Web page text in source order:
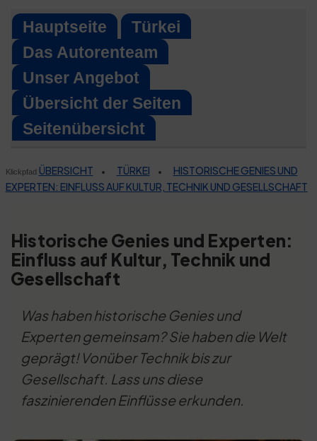
Skip
content
Hauptseite
Türkei
Das Autorenteam
Unser Angebot
Übersicht der Seiten
Seitenübersicht
Klickpfad ÜBERSICHT • TÜRKEI •
HISTORISCHE GENIES UND
EXPERTEN: EINFLUSS AUF KULTUR, TECHNIK UND GESELLSCHAFT
Historische Genies und Experten:
Einfluss auf Kultur, Technik und
Gesellschaft
Was haben historische Genies und
Experten gemeinsam? Sie haben die Welt
geprägt! Vonüber Technik bis zur
Gesellschaft. Lass uns diese
faszinierenden Einflüsse erkunden.